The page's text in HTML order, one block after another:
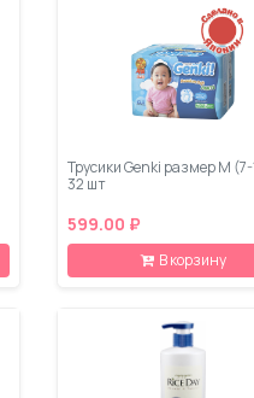
Трусики Genki размер M (7-
32 шт
599.00 ₽
В корзину